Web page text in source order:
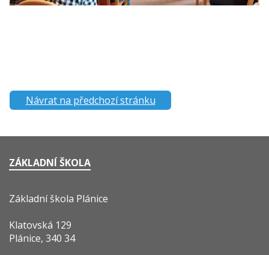
Návrat na předchozí stránku
ZÁKLADNÍ ŠKOLA
Základní škola Plánice
Klatovská 129
Plánice, 340 34